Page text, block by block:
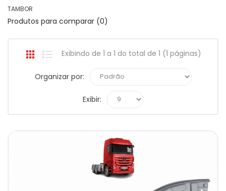
TAMBOR
Produtos para comparar (0)
Exibindo de 1 a 1 do total de 1 (1 páginas)
Organizar por:
Exibir: